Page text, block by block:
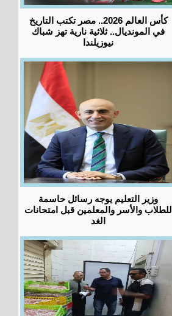
كأس العالم 2026.. مصر تكتب التاريخ
في المونديال.. ثلاثية نارية تهز شباك
نيوزيلندا
وزير التعليم يوجه رسائل حاسمة
للطلاب والأسر والمعلمين قبل امتحانات
الغد